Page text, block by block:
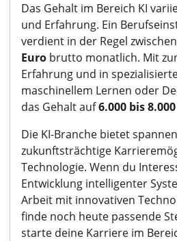
Das Gehalt im Bereich KI
und Erfahrung. Ein
verdient in der Regel zwischen
Euro brutto monatlich. Mit
Erfahrung und in
maschinellem Lernen oder
das Gehalt auf6.000 bis
Die KI-Branche bietet
zukunftsträchtige
Technologie. Wenn du
Entwicklung intelligenter
Arbeit mit innovativen
finde noch heute passende
starte deine Karriere im